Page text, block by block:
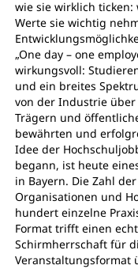
wie sie wirklich ticken:
Werte sie wichtig
„One day – one
wirkungsvoll:
und ein breites
von der Industrie über
Trägern und
bewährten und
Idee der
begann, ist heute
in Bayern. Die Zahl
Organisationen und
hundert einzelne
Format trifft einen
Schirmherrschaft für
Veranstaltungsformat